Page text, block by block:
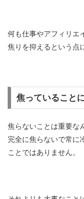
何も仕事やアフィリエ
焦りを抑えるという点
焦っていること
焦らないことは重要な
完全に焦らないで常に
ことではありません。